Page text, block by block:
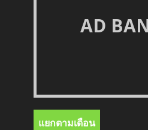
AD
แยกตามเดือน